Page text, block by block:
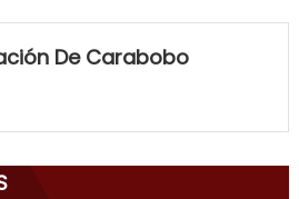
De Carabobo